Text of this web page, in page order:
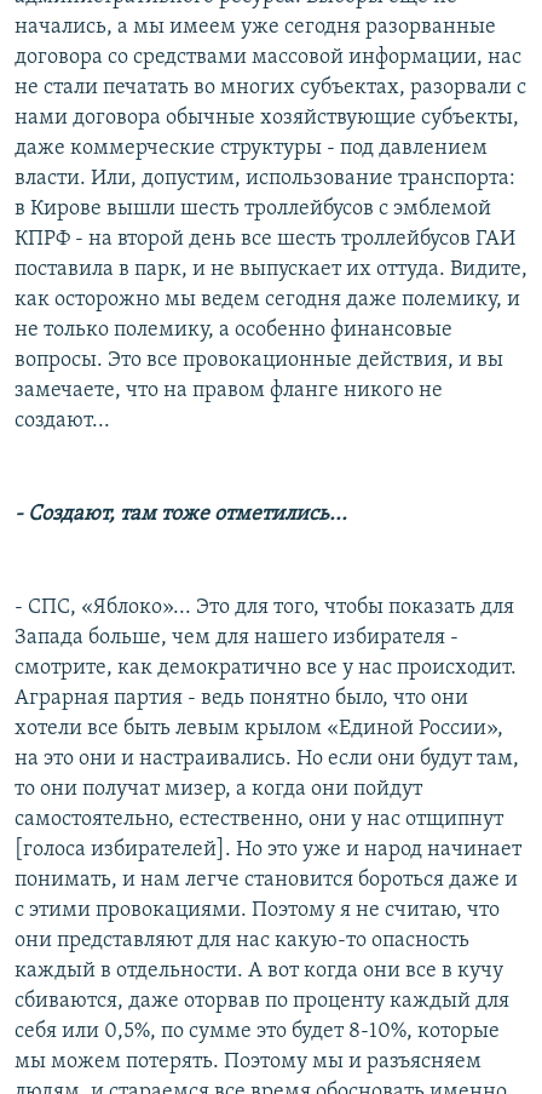
начались, а мы имеем уже сегодня разорванные
договора со средствами массовой информации, нас
не стали печатать во многих субъектах, разорвали с
нами договора обычные хозяйствующие субъекты,
даже коммерческие структуры - под давлением
власти. Или, допустим, использование транспорта:
в Кирове вышли шесть троллейбусов с эмблемой
КПРФ - на второй день все шесть троллейбусов ГАИ
поставила в парк, и не выпускает их оттуда. Видите,
как осторожно мы ведем сегодня даже полемику, и
не только полемику, а особенно финансовые
вопросы. Это все провокационные действия, и вы
замечаете, что на правом фланге никого не
создают...
- Создают, там тоже отметились...
- СПС, «Яблоко»... Это для того, чтобы показать для
Запада больше, чем для нашего избирателя -
смотрите, как демократично все у нас происходит.
Аграрная партия - ведь понятно было, что они
хотели все быть левым крылом «Единой России»,
на это они и настраивались. Но если они будут там,
то они получат мизер, а когда они пойдут
самостоятельно, естественно, они у нас отщипнут
[голоса избирателей]. Но это уже и народ начинает
понимать, и нам легче становится бороться даже и
с этими провокациями. Поэтому я не считаю, что
они представляют для нас какую-то опасность
каждый в отдельности. А вот когда они все в кучу
сбиваются, даже оторвав по проценту каждый для
себя или 0,5%, по сумме это будет 8-10%, которые
мы можем потерять. Поэтому мы и разъясняем